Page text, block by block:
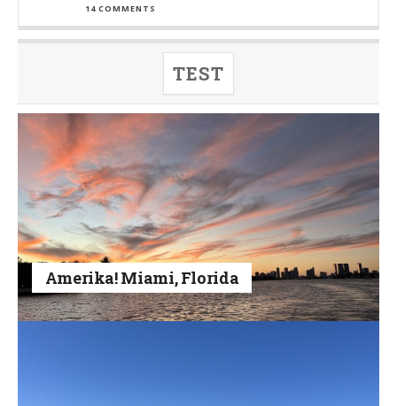
14 COMMENTS
TEST
Amerika! Miami, Florida